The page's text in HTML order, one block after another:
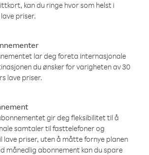
kan du ringe hvor som helst i
priser.
lar deg foreta internasjonale
du ønsker for varigheten av 30
lave priser.
gir deg fleksibilitet til å
samtaler til fasttelefoner og
lave priser, uten å måtte fornye planen
månedlig abonnement kan du spare